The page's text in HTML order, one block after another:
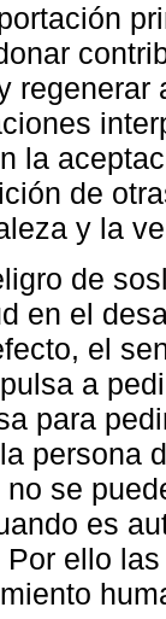
la
de
y la
de
en el
el
a
para
persona
se
es
ello